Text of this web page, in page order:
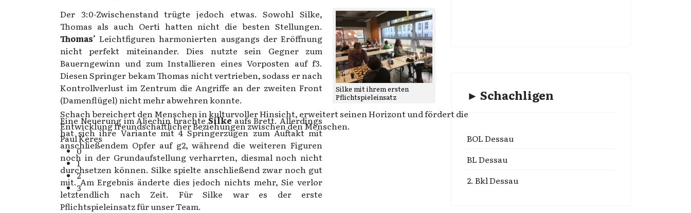
Schach bereichert den Menschen in kulturvoller Hinsicht, erweitert seinen Horizont und fördert die
Entwicklung freundschaftlicher Beziehungen zwischen den Menschen.
Paul Keres
0
1
2
3
Silke mit ihrem ersten
Pflichtspieleinsatz
Der 3:0-Zwischenstand trügte jedoch etwas. Sowohl Silke,
Thomas als auch Oerti hatten nicht die besten Stellungen.
Thomas' Leichtfiguren harmonierten ausgangs der Eröffnung
nicht perfekt miteinander. Dies nutzte sein Gegner zum
Bauerngewinn und zum Installieren eines Vorposten auf f3.
Diesen Springer bekam Thomas nicht vertrieben, sodass er nach
Kontrollverlust im Zentrum die Angriffe an der zweiten Front
(Damenflügel) nicht mehr abwehren konnte.
Eine Neuerung im Aljechin brachteSilkeaufs Brett. Allerdings
hat sich ihre Variante mit 4 Springerzügen zum Auftakt mit
anschließendem Opfer auf g2, während die weiteren Figuren
noch in der Grundaufstellung verharrten, diesmal noch nicht
durchsetzen können. Silke spielte anschließend zwar noch gut
mit. Am Ergebnis änderte dies jedoch nichts mehr, Sie verlor
letztendlich nach Zeit. Für Silke war es der erste
Pflichtspieleinsatz für unser Team.
► Schachligen
BOL Dessau
BL Dessau
2. Bkl Dessau